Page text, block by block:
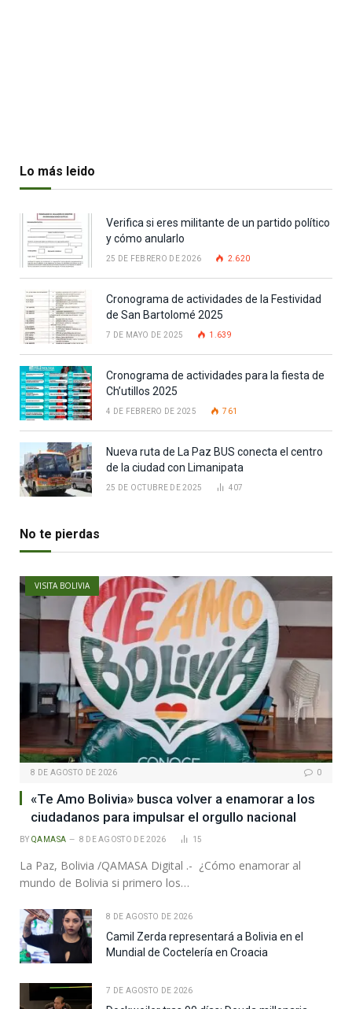
Lo más leido
Verifica si eres militante de un partido político
y cómo anularlo
25 DE FEBRERO DE 2026 2.620
Cronograma de actividades de la Festividad
de San Bartolomé 2025
7 DE MAYO DE 2025 1.639
Cronograma de actividades para la fiesta de
Ch’utillos 2025
4 DE FEBRERO DE 2025 761
Nueva ruta de La Paz BUS conecta el centro
de la ciudad con Limanipata
25 DE OCTUBRE DE 2025 407
No te pierdas
VISITA BOLIVIA
8 DE AGOSTO DE 2026 0
«Te Amo Bolivia» busca volver a enamorar a los
ciudadanos para impulsar el orgullo nacional
BY QAMASA 8 DE AGOSTO DE 2026 15
La Paz, Bolivia /QAMASA Digital .- ¿Cómo enamorar al
mundo de Bolivia si primero los…
8 DE AGOSTO DE 2026
Camil Zerda representará a Bolivia en el
Mundial de Coctelería en Croacia
7 DE AGOSTO DE 2026